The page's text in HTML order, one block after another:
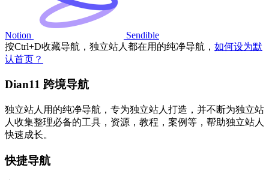
Notion
Sendible
按Ctrl+D收藏导航，独立站人都在用的纯净导航， 如何设为默
认首页？
Dian11 跨境导航
独立站人用的纯净导航，专为独立站人打造，并不断为独立站
人收集整理必备的工具，资源，教程，案例等，帮助独立站人
快速成长。
快捷导航